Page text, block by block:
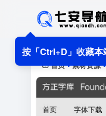
按「Ctrl+D」收藏
首页 • 素材资源 •